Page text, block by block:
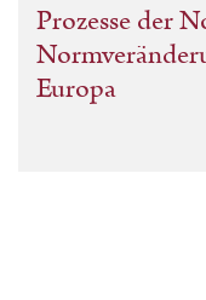
Prozesse der
Europa